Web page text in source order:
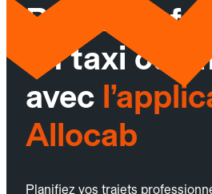
Réservez
un taxi ou
avec
Allocab
Planifiez vos trajets